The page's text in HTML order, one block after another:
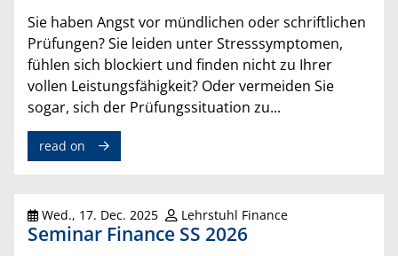
Sie haben Angst vor mündlichen oder schriftlichen
Prüfungen? Sie leiden unter Stresssymptomen,
fühlen sich blockiert und finden nicht zu Ihrer
vollen Leistungsfähigkeit? Oder vermeiden Sie
sogar, sich der Prüfungssituation zu...
read on
Wed., 17. Dec. 2025 Lehrstuhl Finance
Seminar Finance SS 2026